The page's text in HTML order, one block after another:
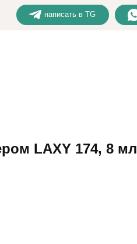
написать в TG
LAXY 174, 8 мл